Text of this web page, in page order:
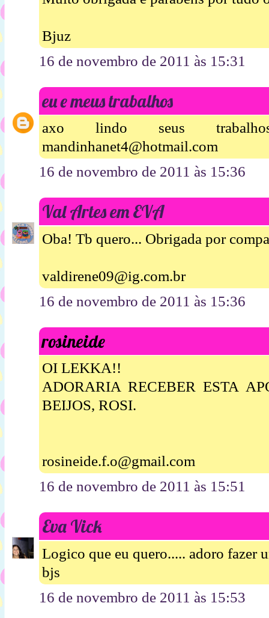
Bjuz
16 de novembro de 2011 às 15:31
eu e meus trabalhos
axo lindo seus
mandinhanet4@hotmail.com
16 de novembro de 2011 às 15:36
Val Artes em EVA
Oba! Tb quero... Obrigada por
valdirene09@ig.com.br
16 de novembro de 2011 às 15:36
rosineide
OI LEKKA!!
ADORARIA RECEBER ESTA
BEIJOS, ROSI.
rosineide.f.o@gmail.com
16 de novembro de 2011 às 15:51
Eva Vick
Logico que eu quero..... adoro fazer
bjs
16 de novembro de 2011 às 15:53